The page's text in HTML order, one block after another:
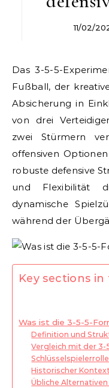
11/02/
Das 3-5-5-
Fußball, der
Absicherung in
von drei
zwei Stürmern
offensiven
robuste defensive
und Flexibilität
dynamische
während der
Key sections
Was ist die 3-5-5-
Definition und
Vergleich mit der
Historischer
Übliche